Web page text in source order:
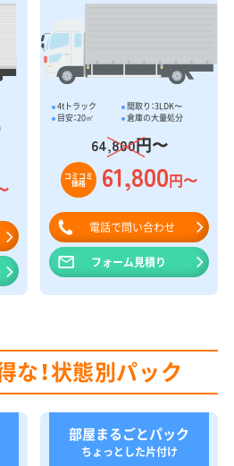
4tトラック
間取り：3LDK〜
目安：20㎥
倉庫の大量処分
64,800円〜
コミコミ
価格 61,800円〜
電話で問い合わせ
フォーム見積り
な！状態別パック
部屋まるごとパック
ちょっとした片付け